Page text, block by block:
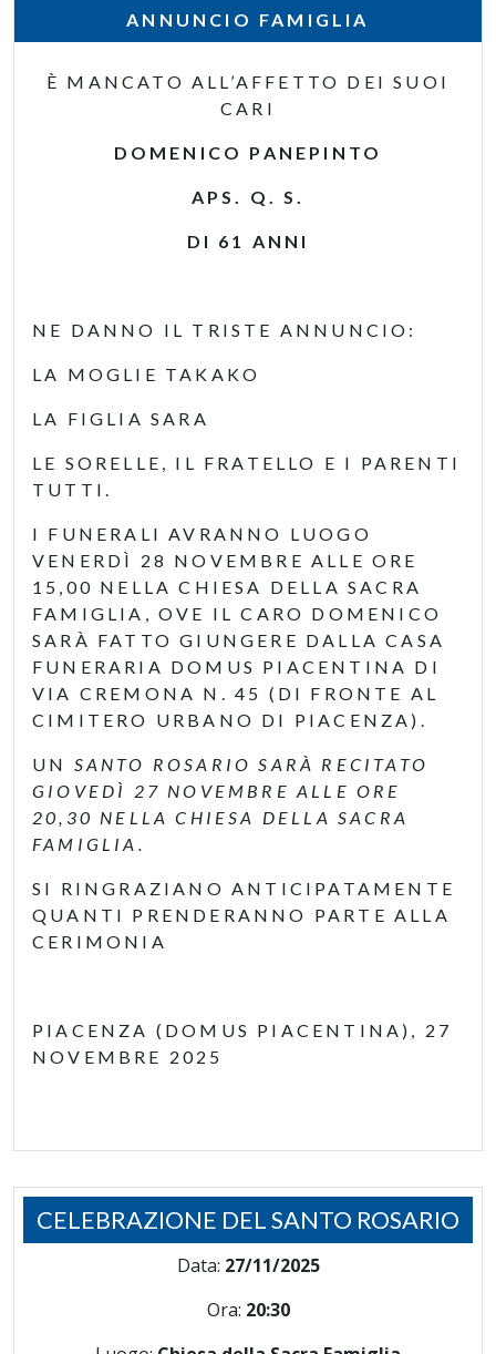
ANNUNCIO FAMIGLIA
È MANCATO ALL’AFFETTO DEI SUOI
CARI
DOMENICO PANEPINTO
APS. Q. S.
DI 61 ANNI
NE DANNO IL TRISTE ANNUNCIO:
LA MOGLIE TAKAKO
LA FIGLIA SARA
LE SORELLE, IL FRATELLO E I PARENTI
TUTTI.
I FUNERALI AVRANNO LUOGO
VENERDÌ 28 NOVEMBRE ALLE ORE
15,00 NELLA CHIESA DELLA SACRA
FAMIGLIA, OVE IL CARO DOMENICO
SARÀ FATTO GIUNGERE DALLA CASA
FUNERARIA DOMUS PIACENTINA DI
VIA CREMONA N. 45 (DI FRONTE AL
CIMITERO URBANO DI PIACENZA).
UN SANTO ROSARIO SARÀ RECITATO
GIOVEDÌ 27 NOVEMBRE ALLE ORE
20,30 NELLA CHIESA DELLA SACRA
FAMIGLIA.
SI RINGRAZIANO ANTICIPATAMENTE
QUANTI PRENDERANNO PARTE ALLA
CERIMONIA
PIACENZA (DOMUS PIACENTINA), 27
NOVEMBRE 2025
CELEBRAZIONE DEL SANTO ROSARIO
Data: 27/11/2025
Ora: 20:30